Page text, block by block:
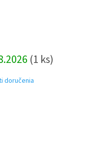
(1 ks)
doručenia